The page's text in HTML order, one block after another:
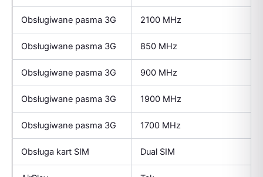
Obsługiwane pasma 3G 2100 MHz
Obsługiwane pasma 3G 850 MHz
Obsługiwane pasma 3G 900 MHz
Obsługiwane pasma 3G 1900 MHz
Obsługiwane pasma 3G 1700 MHz
Obsługa kart SIM Dual SIM